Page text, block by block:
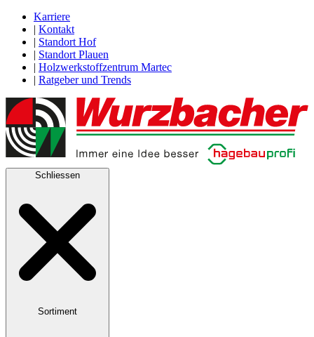
Karriere
| Kontakt
| Standort Hof
| Standort Plauen
| Holzwerkstoffzentrum Martec
| Ratgeber und Trends
Schliessen
Sortiment